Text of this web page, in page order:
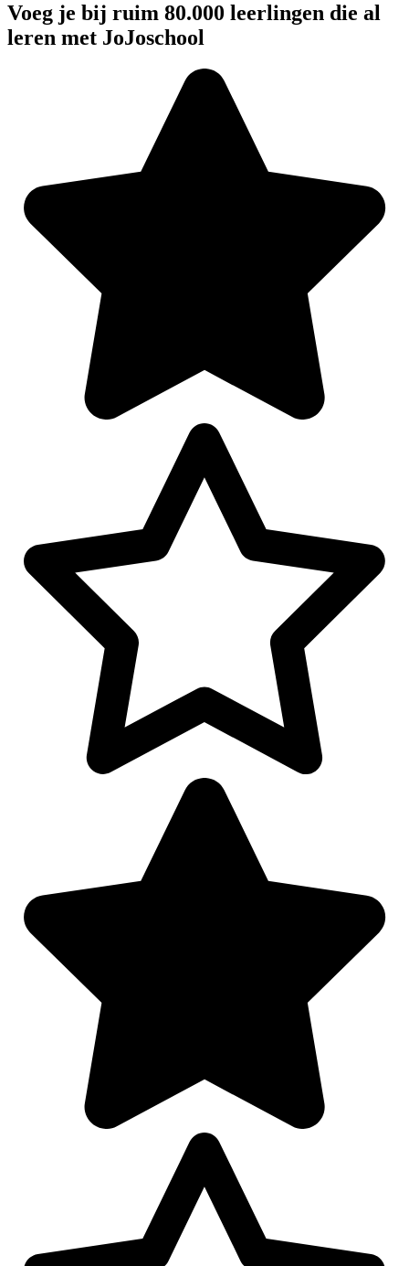
Voeg je bij ruim 80.000 leerlingen die al
leren met JoJoschool